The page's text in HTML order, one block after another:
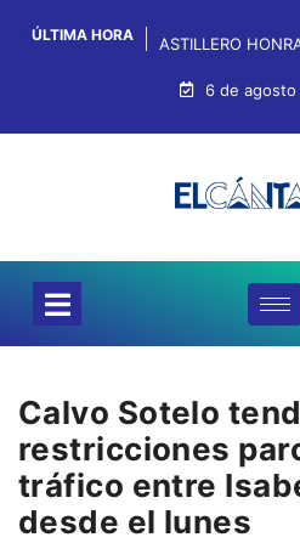
ÚLTIMA HORA ASTILLERO
6 de
Calvo Sotelo
restricciones
tráfico entre
desde el lunes